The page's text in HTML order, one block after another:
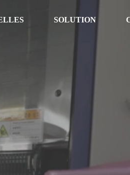
SOLUTION